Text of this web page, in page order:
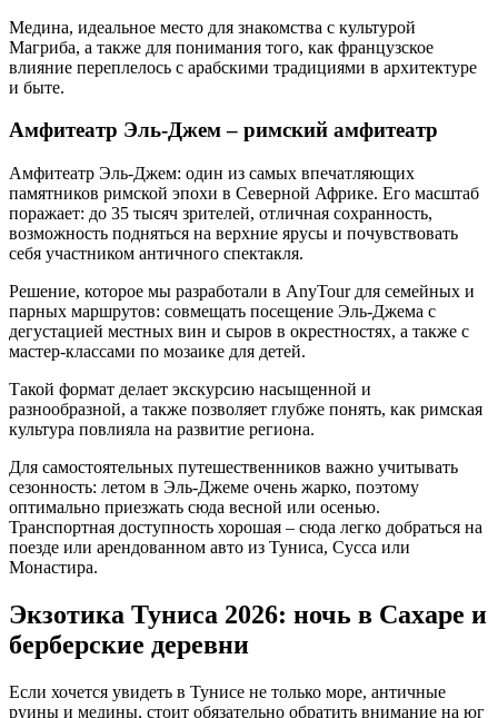
Медина, идеальное место для знакомства с культурой
Магриба, а также для понимания того, как французское
влияние переплелось с арабскими традициями в архитектуре
и быте.
Амфитеатр Эль-Джем – римский амфитеатр
Амфитеатр Эль-Джем: один из самых впечатляющих
памятников римской эпохи в Северной Африке. Его масштаб
поражает: до 35 тысяч зрителей, отличная сохранность,
возможность подняться на верхние ярусы и почувствовать
себя участником античного спектакля.
Решение, которое мы разработали в AnyTour для семейных и
парных маршрутов: совмещать посещение Эль-Джема с
дегустацией местных вин и сыров в окрестностях, а также с
мастер-классами по мозаике для детей.
Такой формат делает экскурсию насыщенной и
разнообразной, а также позволяет глубже понять, как римская
культура повлияла на развитие региона.
Для самостоятельных путешественников важно учитывать
сезонность: летом в Эль-Джеме очень жарко, поэтому
оптимально приезжать сюда весной или осенью.
Транспортная доступность хорошая – сюда легко добраться на
поезде или арендованном авто из Туниса, Сусса или
Монастира.
Экзотика Туниса 2026: ночь в Сахаре и
берберские деревни
Если хочется увидеть в Тунисе не только море, античные
руины и медины, стоит обязательно обратить внимание на юг